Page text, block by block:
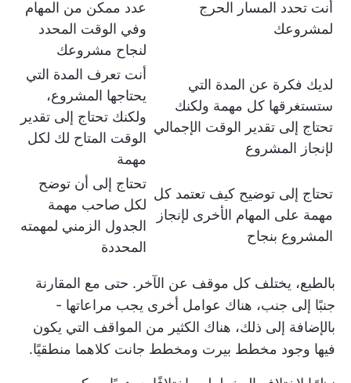
أنت تحدد المسار الحرج
لمشروعك
عدد ممكن من المهام
وفي الوقت المحدد
لنجاح مشروعك
لديك فكرة عن المدة التي
ستستغرقها كل مهمة ولكنك
تحتاج إلى تقدير الوقت الإجمالي
لإنجاز المشروع
أنت تعرف المدة التي
يحتاجها المشروع،
ولكنك تحتاج إلى تقدير
الوقت المتاح لك لكل
مهمة
تحتاج إلى توضيح كيف تعتمد كل
مهمة على المهام الأخرى لإنجاز
المشروع بنجاح
تحتاج إلى أن توضح
لكل صاحب مهمة
الجدول الزمني لمهمته
المحددة
بالطبع، يختلف كل موقف عن الآخر. حتى مع المقارنة
جنبًا إلى جنب، هناك عوامل أخرى يجب مراعاتها -
بالإضافة إلى ذلك، هناك الكثير من المواقف التي يكون
فيها وجود مخطط بيرت ومخطط جانت كلاهما منطقيًا.